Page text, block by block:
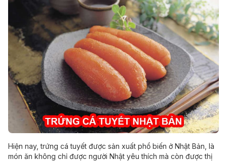
Hiện nay, trứng cá tuyết được sản xuất phổ biến ở Nhật Bản, là
món ăn không chỉ được người Nhật yêu thích mà còn được thị